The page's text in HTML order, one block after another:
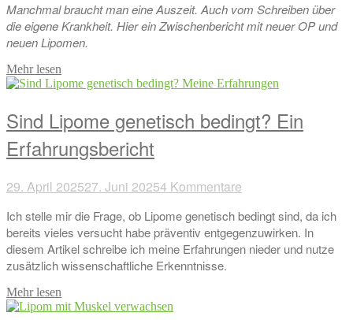
Manchmal braucht man eine Auszeit. Auch vom Schreiben über
die eigene Krankheit. Hier ein Zwischenbericht mit neuer OP und
neuen Lipomen.
Mehr lesen
Sind Lipome genetisch bedingt? Ein
Erfahrungsbericht
29. April 202527. Juni 20254 Kommentare
Ich stelle mir die Frage, ob Lipome genetisch bedingt sind, da ich
bereits vieles versucht habe präventiv entgegenzuwirken. In
diesem Artikel schreibe ich meine Erfahrungen nieder und nutze
zusätzlich wissenschaftliche Erkenntnisse.
Mehr lesen